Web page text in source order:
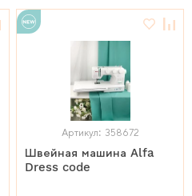
Артикул: 358672
Швейная машина Alfa
Dress code